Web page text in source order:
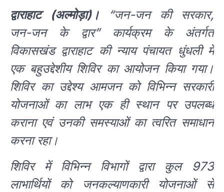
द्वाराहाट (अल्मोड़ा)।
“जन-जन की सरकार,
जन-जन के द्वार” कार्यक्रम के अंतर्गत
विकासखंड द्वाराहाट की न्याय पंचायत धुंधली में
एक बहुउद्देशीय शिविर का आयोजन किया गया।
शिविर का उद्देश्य आमजन को विभिन्न सरकारी
योजनाओं का लाभ एक ही स्थान पर उपलब्ध
कराना एवं उनकी समस्याओं का त्वरित समाधान
करना रहा।
शिविर में विभिन्न विभागों द्वारा कुल 973
लाभार्थियों को जनकल्याणकारी योजनाओं से